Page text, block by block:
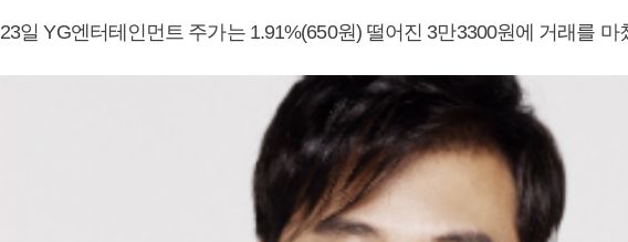
23일 YG엔터테인먼트 주가는 1.91%(650원) 떨어진 3만3300원에 거래를 마